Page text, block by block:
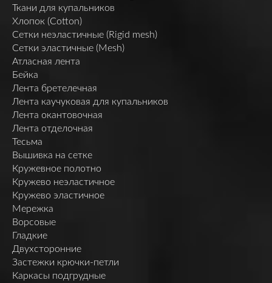
Ткани для купальников
Хлопок (Cotton)
Сетки неэластичные (Rigid mesh)
Сетки эластичные (Mesh)
Атласная лента
Бейка
Лента бретелечная
Лента каучуковая для купальников
Лента окантовочная
Лента отделочная
Тесьма
Вышивка на сетке
Кружевное полотно
Кружево неэластичное
Кружево эластичное
Мережка
Ворсовые
Гладкие
Двухсторонние
Застежки крючки-петли
Каркасы подгрудные